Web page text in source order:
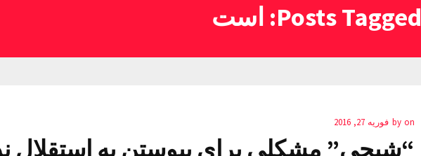
Posts Tagged: است
by on فوریه 27, 2016
“شیحی” مشکلی برای پیوستن به استقلال